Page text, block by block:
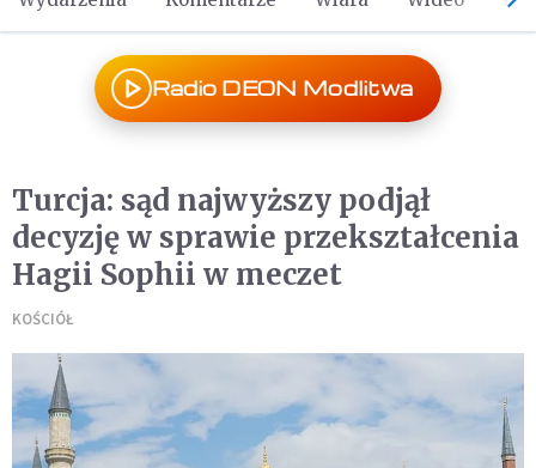
Radio DEON Modlitwa
Turcja: sąd najwyższy podjął
decyzję w sprawie przekształcenia
Hagii Sophii w meczet
KOŚCIÓŁ